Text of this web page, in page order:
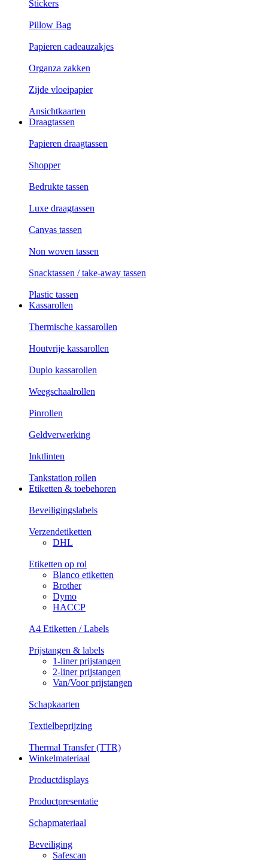
Stickers
Pillow Bag
Papieren cadeauzakjes
Organza zakken
Zijde vloeipapier
Ansichtkaarten
Draagtassen
Papieren draagtassen
Shopper
Bedrukte tassen
Luxe draagtassen
Canvas tassen
Non woven tassen
Snacktassen / take-away tassen
Plastic tassen
Kassarollen
Thermische kassarollen
Houtvrije kassarollen
Duplo kassarollen
Weegschaalrollen
Pinrollen
Geldverwerking
Inktlinten
Tankstation rollen
Etiketten & toebehoren
Beveiligingslabels
Verzendetiketten
DHL
Etiketten op rol
Blanco etiketten
Brother
Dymo
HACCP
A4 Etiketten / Labels
Prijstangen & labels
1-liner prijstangen
2-liner prijstangen
Van/Voor prijstangen
Schapkaarten
Textielbeprijzing
Thermal Transfer (TTR)
Winkelmateriaal
Productdisplays
Productpresentatie
Schapmateriaal
Beveiliging
Safescan